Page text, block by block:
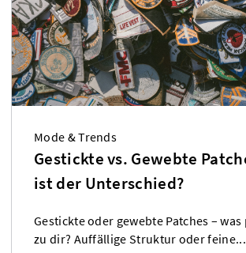
Mode & Trends
Gestickte vs. Gewebte
ist der Unterschied?
Gestickte oder gewebte Patches – was
zu dir? Auffällige Struktur oder feine...